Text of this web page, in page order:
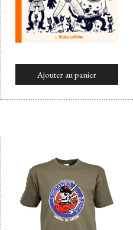
Ajouter au panier